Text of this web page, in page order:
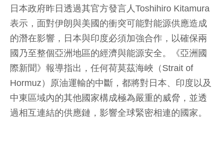
日本政府昨日透過其官方發言人Toshihiro Kitamura
表示，面對伊朗與美國的衝突可能對能源供應造成
的潛在影響，日本與印度必須加強合作，以確保兩
國乃至整個亞洲地區的經濟與能源安全。《亞洲國
際新聞》報導指出，任何荷莫茲海峽（Strait of
Hormuz）原油運輸的中斷，都將對日本、印度以及
中東區域內的其他國家構成極為嚴重的威脅，並透
過相互連結的供應鏈，影響全球緊密相連的國家。